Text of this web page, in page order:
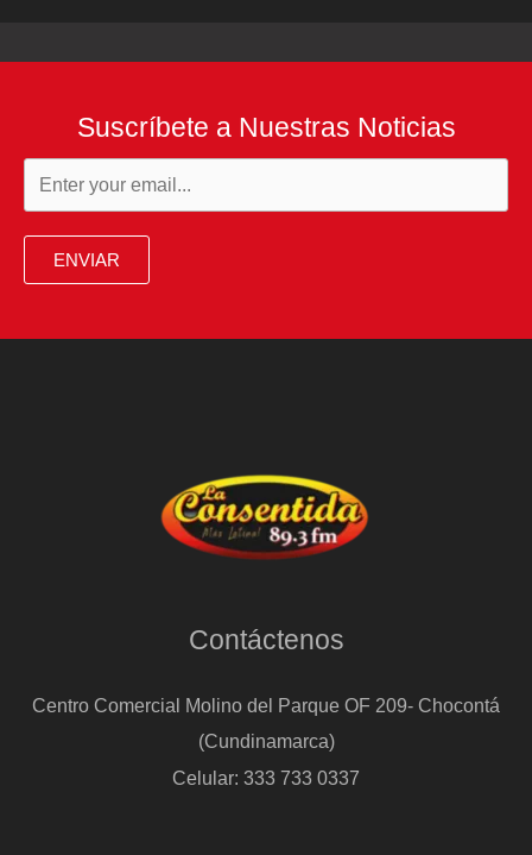
Suscríbete a Nuestras Noticias
ENVIAR
Contáctenos
Centro Comercial Molino del Parque OF 209- Chocontá
(Cundinamarca)
Celular: 333 733 0337